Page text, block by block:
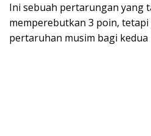
Ini sebuah pertarungan yang
memperebutkan 3 poin,
pertaruhan musim bagi kedua